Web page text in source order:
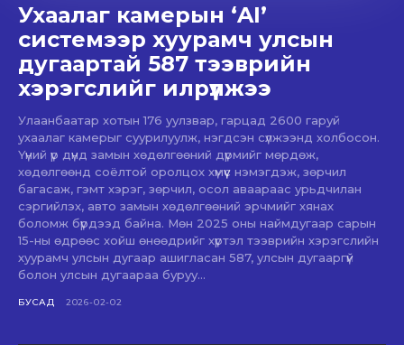
Ухаалаг камерын ‘AI’
системээр хуурамч улсын
дугаартай 587 тээврийн
хэрэгслийг илрүүлжээ
Улаанбаатар хотын 176 уулзвар, гарцад 2600 гаруй
ухаалаг камерыг суурилуулж, нэгдсэн сүлжээнд холбосон.
Үүний үр дүнд замын хөдөлгөөний дүрмийг мөрдөж,
хөдөлгөөнд соёлтой оролцох хүмүүс нэмэгдэж, зөрчил
багасаж, гэмт хэрэг, зөрчил, осол аваараас урьдчилан
сэргийлэх, авто замын хөдөлгөөний эрчмийг хянах
боломж бүрдээд байна. Мөн 2025 оны наймдугаар сарын
15-ны өдрөөс хойш өнөөдрийг хүртэл тээврийн хэрэгслийн
хуурамч улсын дугаар ашигласан 587, улсын дугааргүй
болон улсын дугаараа буруу...
БУСАД 2026-02-02